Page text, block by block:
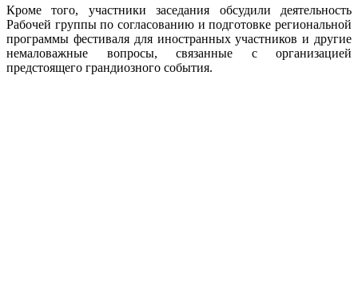
Кроме того, участники заседания обсудили деятельность
Рабочей группы по согласованию и подготовке региональной
программы фестиваля для иностранных участников и другие
немаловажные вопросы, связанные с организацией
предстоящего грандиозного события.